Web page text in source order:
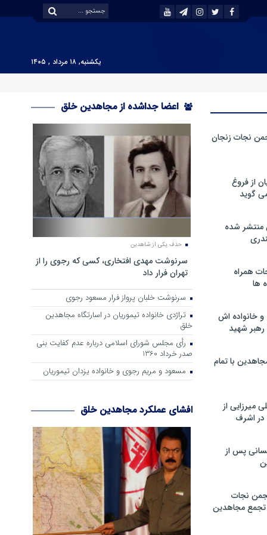
یکشنبه, ۱۸ مرداد , ۱۴۰۵
نجات زنجان
از فروغ
گوید
منتشر شده
همراه
ها
و خانواده اش
شهید
با تمام
میرزایی از
اشرف
پس از
نجات
تجمع مجاهدین
اعضا جداشده از مجاهدین خلق
حذف یکی از شاهدین
سرنوشت مهدی افتخاری، کسی که رجوی را از
تهران فرار داد
سرنوشت خلبان پرواز فرار مسعود رجوی
تراژدی خانواده تیموریان در اسارتگاه مجاهدین
خلق
رأی مجلس شورای اسلامی درباره عدم كفایت بنی
صدر خرداد 1360
مسعود و مریم رجوی و خانواده یزدان تیموریان
افشای عملکرد مجاهدین خلق